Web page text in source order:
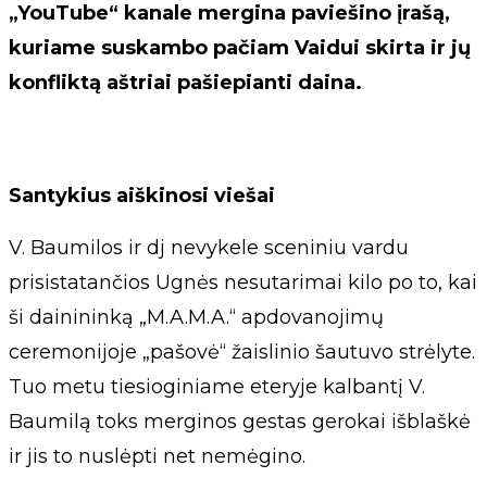
„YouTube“ kanale mergina paviešino įrašą,
kuriame suskambo pačiam Vaidui skirta ir jų
konfliktą aštriai pašiepianti daina.
Santykius aiškinosi viešai
V. Baumilos ir dj nevykele sceniniu vardu
prisistatančios Ugnės nesutarimai kilo po to, kai
ši dainininką „M.A.M.A.“ apdovanojimų
ceremonijoje „pašovė“ žaislinio šautuvo strėlyte.
Tuo metu tiesioginiame eteryje kalbantį V.
Baumilą toks merginos gestas gerokai išblaškė
ir jis to nuslėpti net nemėgino.